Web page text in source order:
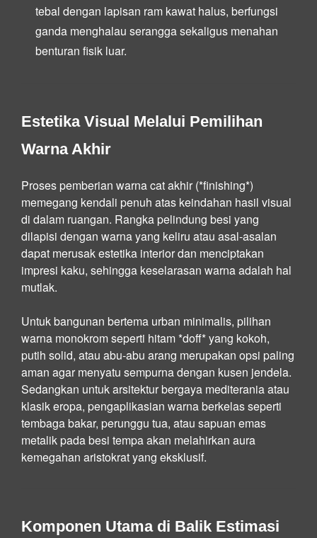
tebal dengan lapisan ram kawat halus, berfungsi
ganda menghalau serangga sekaligus menahan
benturan fisik luar.
Estetika Visual Melalui Pemilihan
Warna Akhir
Proses pemberian warna cat akhir (*finishing*)
memegang kendali penuh atas keindahan hasil visual
di dalam ruangan. Rangka pelindung besi yang
dilapisi dengan warna yang keliru atau asal-asalan
dapat merusak estetika interior dan menciptakan
impresi kaku, sehingga keselarasan warna adalah hal
mutlak.
Untuk bangunan bertema urban minimalis, pilihan
warna monokrom seperti hitam *doff* yang kokoh,
putih solid, atau abu-abu arang merupakan opsi paling
aman agar menyatu sempurna dengan kusen jendela.
Sedangkan untuk arsitektur bergaya mediterania atau
klasik eropa, pengaplikasian warna berkelas seperti
tembaga bakar, perunggu tua, atau sapuan emas
metalik pada besi tempa akan melahirkan aura
kemegahan aristokrat yang eksklusif.
Komponen Utama di Balik Estimasi